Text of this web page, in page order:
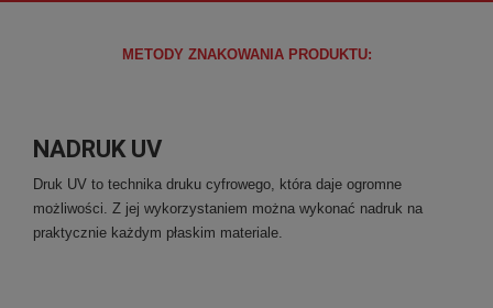
METODY ZNAKOWANIA PRODUKTU:
NADRUK UV
Druk UV to technika druku cyfrowego, która daje ogromne
możliwości. Z jej wykorzystaniem można wykonać nadruk na
praktycznie każdym płaskim materiale.